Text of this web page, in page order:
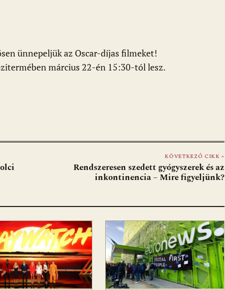
ünnepeljük az Oscar-díjas filmeket!
március 22-én 15:30-tól lesz.
KÖVETKEZŐ CIKK »
Rendszeresen szedett gyógyszerek és az
inkontinencia – Mire figyeljünk?